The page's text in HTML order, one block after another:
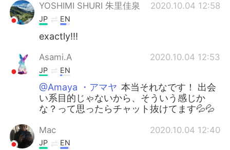
Português
YOSHIMI SHURI 朱里佳泉 2020.10.04 12:58
JP EN
exactly!!!
Asami.A 2020.10.04 12:53
JP EN
@Amaya ・アマヤ 本当それなです！ 出会
い系目的じゃないから、そういう感じか
な？って思ったらチャット抜けてます💦💦
Mac 2020.10.04 12:40
JP EN